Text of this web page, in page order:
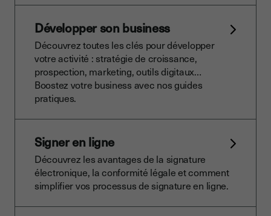
Développer son business
Découvrez toutes les clés pour développer
votre activité : stratégie de croissance,
prospection, marketing, outils digitaux…
Boostez votre business avec nos guides
pratiques.
Signer en ligne
Découvrez les avantages de la signature
électronique, la conformité légale et comment
simplifier vos processus de signature en ligne.